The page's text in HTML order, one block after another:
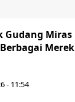
Gudang Miras
Merek
- 11:54